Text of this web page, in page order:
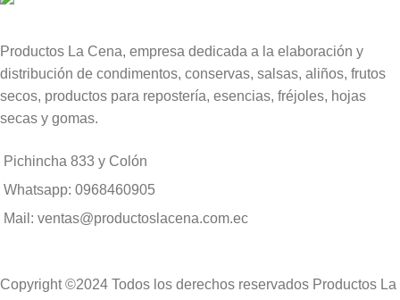
Productos La Cena, empresa dedicada a la elaboración y
distribución de condimentos, conservas, salsas, aliños, frutos
secos, productos para repostería, esencias, fréjoles, hojas
secas y gomas.
Pichincha 833 y Colón
Whatsapp: 0968460905
Mail: ventas@productoslacena.com.ec
Copyright ©2024 Todos los derechos reservados Productos La